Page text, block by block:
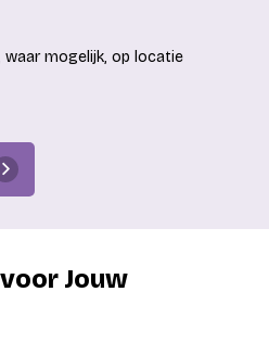
waar mogelijk, op locatie
Jouw